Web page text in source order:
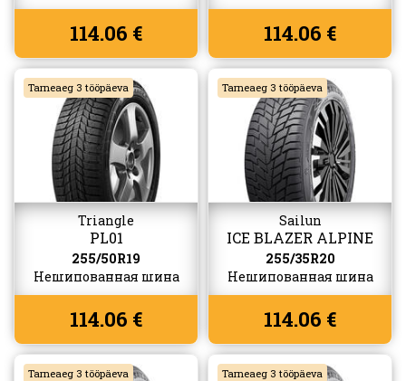
114.06 € 114.06 €
Tarneaeg 3 tööpäeva
Triangle
PL01
255/50R19
Нешипованная шина
114.06 €
Tarneaeg 3 tööpäeva
Sailun
ICE BLAZER ALPINE
EVO 2
255/35R20
Нешипованная шина
114.06 €
Tarneaeg 3 tööpäeva Tarneaeg 3 tööpäeva